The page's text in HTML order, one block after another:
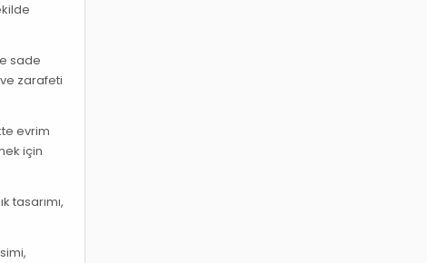
sade
zarafeti
evrim
için
tasarımı,